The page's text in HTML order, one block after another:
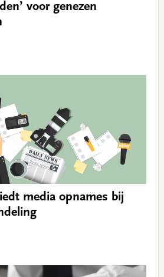
voor genezen
media opnames bij